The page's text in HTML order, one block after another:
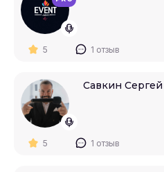
5 1 отзыв
Савкин
5 1 отзыв